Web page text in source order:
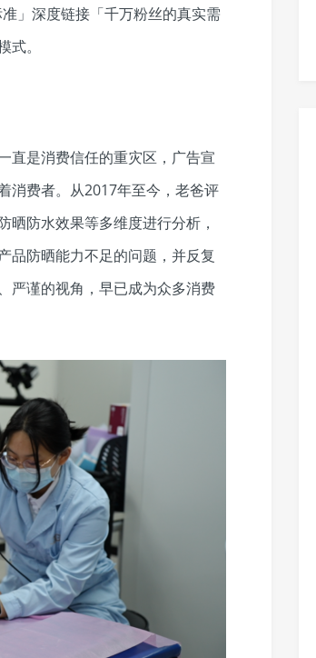
」深度链接「千万粉丝的真实需
。
直是消费信任的重灾区，广告宣
消费者。从2017年至今，老爸评
防水效果等多维度进行分析，
品防晒能力不足的问题，并反复
严谨的视角，早已成为众多消费